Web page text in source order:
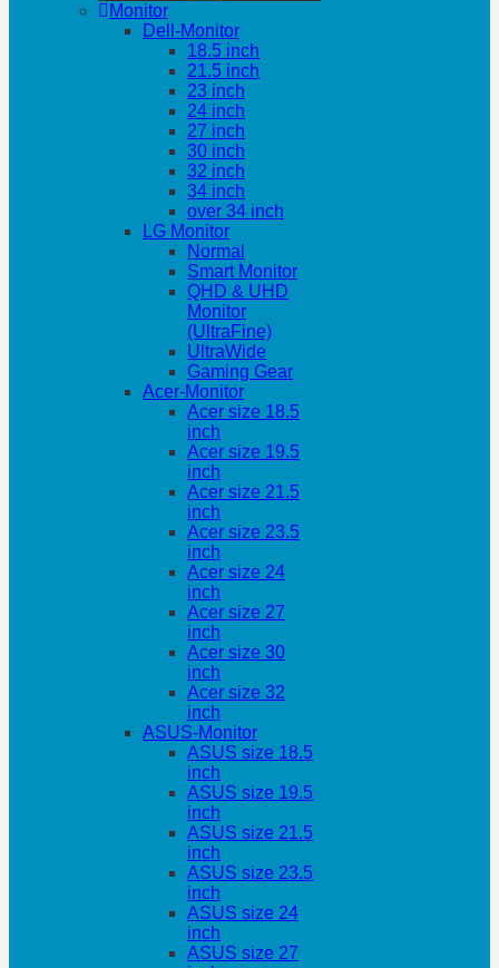
Monitor
Dell-Monitor
18.5 inch
21.5 inch
23 inch
24 inch
27 inch
30 inch
32 inch
34 inch
over 34 inch
LG Monitor
Normal
Smart Monitor
QHD & UHD
Monitor
(UltraFine)
UltraWide
Gaming Gear
Acer-Monitor
Acer size 18.5
inch
Acer size 19.5
inch
Acer size 21.5
inch
Acer size 23.5
inch
Acer size 24
inch
Acer size 27
inch
Acer size 30
inch
Acer size 32
inch
ASUS-Monitor
ASUS size 18.5
inch
ASUS size 19.5
inch
ASUS size 21.5
inch
ASUS size 23.5
inch
ASUS size 24
inch
ASUS size 27